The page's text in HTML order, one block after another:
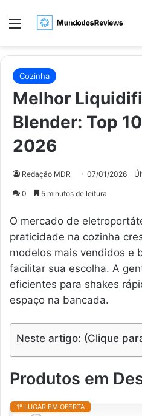
Menu
Cozinha
Melhor
Blender: Top
2026
Redação MDR 07/01/2026
0 5 minutos de leitura
O mercado de
praticidade na cozinha
modelos mais vendidos e
facilitar sua escolha. A
eficientes para shakes
espaço na bancada.
Neste artigo: (Clique
Produtos em
1º LUGAR EM OFERTA